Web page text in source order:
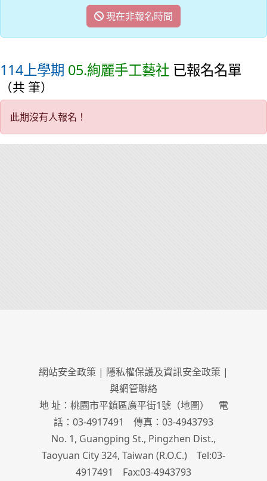
現在非報名時間
114上學期 05.絢麗手工藝社 已報名名單
（共 筆）
此期沒有人報名！
網站安全政策 | 隱私權保護及資訊安全政策 |
與網管聯絡
地 址：桃園市平鎮區廣平街1號（地圖） 電
話：03-4917491 傳真：03-4943793
No. 1, Guangping St., Pingzhen Dist.,
Taoyuan City 324, Taiwan (R.O.C.) Tel:03-
4917491 Fax:03-4943793